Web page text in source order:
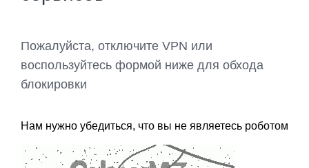
Пожалуйста, отключите VPN или
воспользуйтесь формой ниже для обхода
блокировки
Нам нужно убедиться, что вы не являетесь роботом